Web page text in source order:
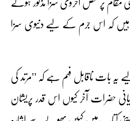
کہ اس جرم کے لیے دنیوی سزا
بات ناقابل فہم ہے کہ ’’مرتد کی
حضرات آخر کیوں اس قدر پریشان